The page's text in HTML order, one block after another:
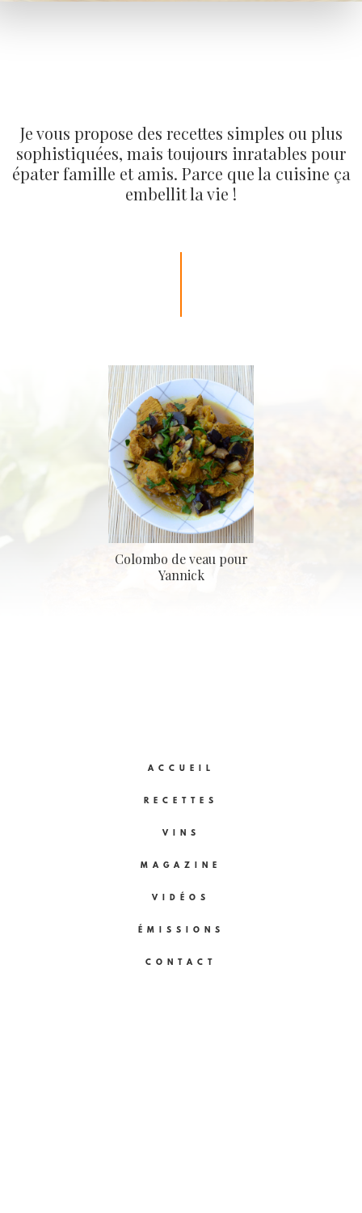
Je vous propose des recettes simples ou plus
sophistiquées, mais toujours inratables pour
épater famille et amis. Parce que la cuisine ça
embellit la vie !
Colombo de veau pour
Yannick
ACCUEIL
RECETTES
VINS
MAGAZINE
VIDÉOS
ÉMISSIONS
CONTACT